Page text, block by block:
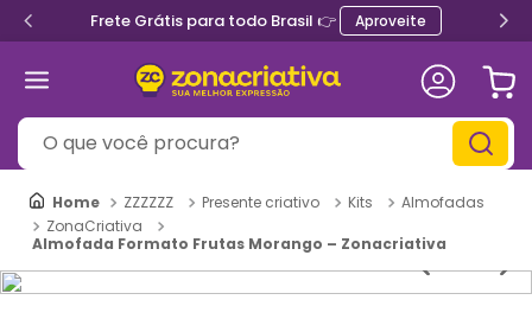
Frete Grátis para todo Brasil 👉 Aproveite
O que você procura?
ZZZZZZ Presente criativo Kits
Almofadas
ZonaCriativa
Almofada Formato Frutas Morango – Zonacriativa